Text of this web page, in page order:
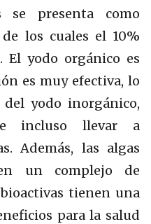
se presenta como
los cuales el 10%
El yodo orgánico es
es muy efectiva, lo
yodo inorgánico,
incluso llevar a
Además, las algas
un complejo de
tienen una
para la salud